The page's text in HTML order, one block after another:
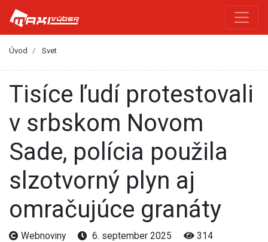
Úvod Svet
Tisíce ľudí protestovali
v srbskom Novom
Sade, polícia použila
slzotvorný plyn aj
omračujúce granáty
Webnoviny 6. september 2025 314